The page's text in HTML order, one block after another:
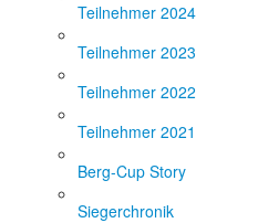
Teilnehmer 2024
Teilnehmer 2023
Teilnehmer 2022
Teilnehmer 2021
Berg-Cup Story
Siegerchronik